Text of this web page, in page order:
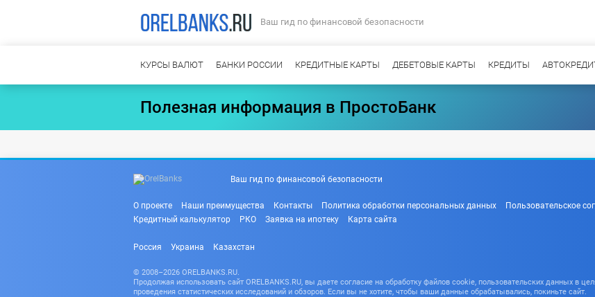
Ваш гид по финансовой безопасности
КУРСЫ ВАЛЮТ БАНКИ РОССИИ КРЕДИТНЫЕ КАРТЫ ДЕБЕТОВЫЕ КАРТЫ КРЕДИТЫ
Полезная информация в ПростоБанк
Ваш гид по финансовой безопасности
О проекте Наши преимущества Контакты Политика обработки персональных данных Пользовательское
Кредитный калькулятор
РКО Заявка на ипотеку Карта сайта
Россия Украина Казахстан
© 2008–2026 ORELBANKS.RU.
Продолжая использовать сайт ORELBANKS.RU, вы даете согласие на обработку файлов cookie, пользовательских данных в
проведения статистических исследований и обзоров. Если вы не хотите, чтобы ваши данные обрабатывались, покиньте сайт.